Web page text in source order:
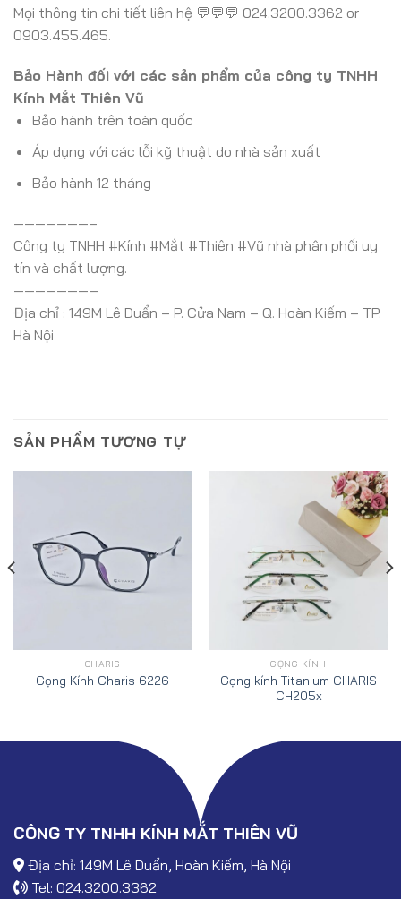
Mọi thông tin chi tiết liên hệ 💬💬💬 024.3200.3362 or
0903.455.465.
Bảo Hành đối với các sản phẩm của công ty TNHH
Kính Mắt Thiên Vũ
Bảo hành trên toàn quốc
Áp dụng với các lỗi kỹ thuật do nhà sản xuất
Bảo hành 12 tháng
———————–
Công ty TNHH #Kính #Mắt #Thiên #Vũ nhà phân phối uy
tín và chất lượng.
————————
Địa chỉ : 149M Lê Duẩn – P. Cửa Nam – Q. Hoàn Kiếm – TP.
Hà Nội
SẢN PHẨM TƯƠNG TỰ
CHARIS
Gọng Kính Charis 6226
GỌNG KÍNH
Gọng kính Titanium CHARIS
CH205x
CÔNG TY TNHH KÍNH MẮT THIÊN VŨ
Địa chỉ: 149M Lê Duẩn, Hoàn Kiếm, Hà Nội
Tel: 024.3200.3362